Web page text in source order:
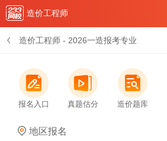
造价工程师
造价工程师 - 2026一造报考专业
报名入口 真题估分 造价题库
地区报名